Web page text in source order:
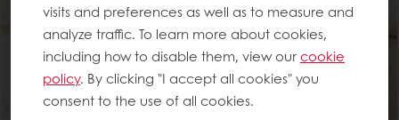
visits and preferences as well as to measure and
analyze traffic. To learn more about cookies,
including how to disable them, view ourcookie
policy. By clicking "I accept all cookies" you
consent to the use of all cookies.